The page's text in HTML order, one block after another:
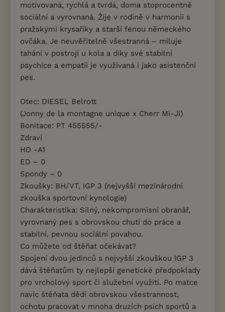
motivovaná, rychlá a tvrdá, doma stoprocentně
sociální a vyrovnaná. Žije v rodině v harmonii s
pražskými krysaříky a starší fenou německého
ovčáka. Je neuvěřitelně všestranná – miluje
tahání v postroji u kola a díky své stabilní
psychice a empatii je využívaná i jako asistenční
pes.
Otec: DIESEL Belrott
(Jonny de la montagne unique x Cherr Mi-Ji)
Bonitace: PT 455555/-
Zdraví
HD -A1
ED – 0
Spondy – 0
Zkoušky: BH/VT, IGP 3 (nejvyšší mezinárodní
zkouška sportovní kynologie)
Charakteristika: Silný, nekompromisní obranář,
vyrovnaný pes s obrovskou chutí do práce a
stabilní, pevnou sociální povahou.
Co můžete od štěňat očekávat?
Spojení dvou jedinců s nejvyšší zkouškou IGP 3
dává štěňatům ty nejlepší genetické předpoklady
pro vrcholový sport či služební využití. Po matce
navíc štěňata dědí obrovskou všestrannost,
ochotu pracovat v mnoha druzích psích sportů a